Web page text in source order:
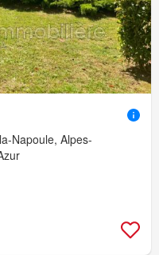
Napoule, Alpes-